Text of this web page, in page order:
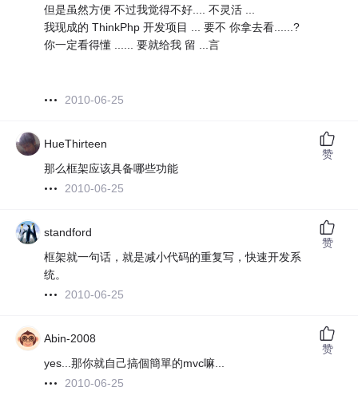
但是虽然方便 不过我觉得不好.... 不灵活 ...
我现成的 ThinkPhp 开发项目 ... 要不 你拿去看......?
你一定看得懂 ...... 要就给我 留 ...言
2010-06-25
HueThirteen
那么框架应该具备哪些功能
2010-06-25
赞
standford
框架就一句话，就是减小代码的重复写，快速开发系
统。
2010-06-25
赞
Abin-2008
yes...那你就自己搞個簡單的mvc嘛...
2010-06-25
赞